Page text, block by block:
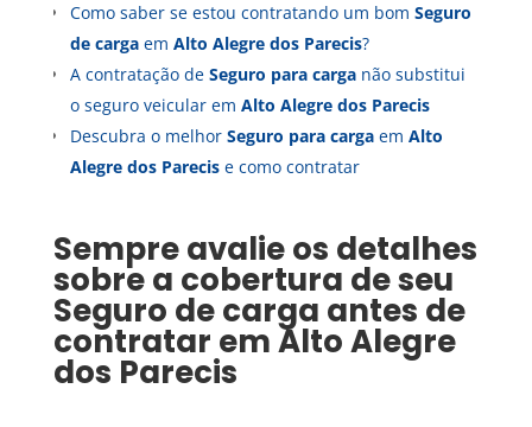
Como saber se estou contratando um bom Seguro
de cargaem Alto Alegre dos Parecis?
A contratação de Seguro para carganão substitui
o seguro veicular em Alto Alegre dos Parecis
Descubra o melhor Seguro para cargaem Alto
Alegre dos Parecise como contratar
Sempre avalie os detalhes
sobre a cobertura de seu
Seguro de carga antes de
contratar emAlto Alegre
dos Parecis